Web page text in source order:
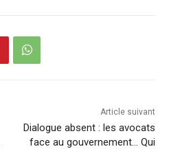
Article suivant
Dialogue absent : les avocats
face au gouvernement… Qui